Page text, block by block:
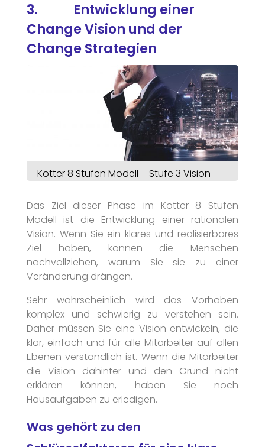
3. Entwicklung einer
Change Vision und der
Change Strategien
Kotter 8 Stufen Modell – Stufe 3 Vision
Das Ziel dieser Phase im Kotter 8 Stufen
Modell ist die Entwicklung einer rationalen
Vision. Wenn Sie ein klares und realisierbares
Ziel haben, können die Menschen
nachvollziehen, warum Sie sie zu einer
Veränderung drängen.
Sehr wahrscheinlich wird das Vorhaben
komplex und schwierig zu verstehen sein.
Daher müssen Sie eine Vision entwickeln, die
klar, einfach und für alle Mitarbeiter auf allen
Ebenen verständlich ist. Wenn die Mitarbeiter
die Vision dahinter und den Grund nicht
erklären können, haben Sie noch
Hausaufgaben zu erledigen.
Was gehört zu den